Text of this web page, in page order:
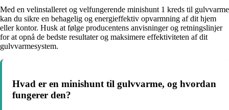
Med en velinstalleret og velfungerende minishunt 1 kreds til gulvvarme
kan du sikre en behagelig og energieffektiv opvarmning af dit hjem
eller kontor. Husk at følge producentens anvisninger og retningslinjer
for at opnå de bedste resultater og maksimere effektiviteten af dit
gulvvarmesystem.
Hvad er en minishunt til gulvvarme, og hvordan
fungerer den?